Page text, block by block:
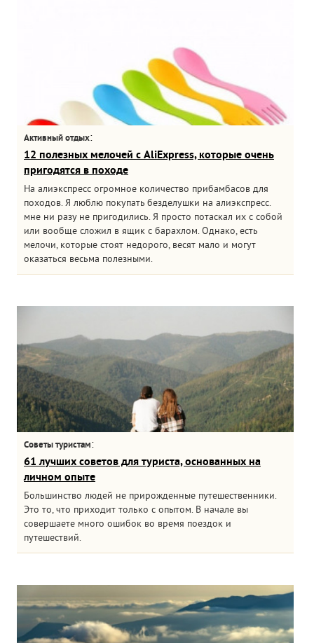
Активный отдых:
12 полезных мелочей с AliExpress, которые очень
пригодятся в походе
На алиэкспресс огромное количество прибамбасов для
походов. Я люблю покупать безделушки на алиэкспресс.
мне ни разу не пригодились. Я просто потаскал их с собой
или вообще сложил в ящик с барахлом. Однако, есть
мелочи, которые стоят недорого, весят мало и могут
оказаться весьма полезными.
Советы туристам:
61 лучших советов для туриста, основанных на
личном опыте
Большинство людей не прирожденные путешественники.
Это то, что приходит только с опытом. В начале вы
совершаете много ошибок во время поездок и
путешествий.